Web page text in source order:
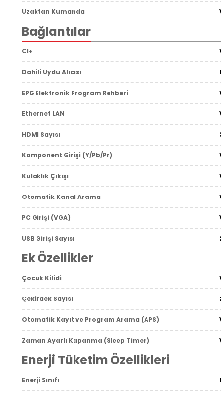
Uzaktan Kumanda
Bağlantılar
CI+
Dahili Uydu Alıcısı
EPG Elektronik Program Rehberi
Ethernet LAN
HDMI Sayısı
Komponent Girişi (Y/Pb/Pr)
Kulaklık Çıkışı
Otomatik Kanal Arama
PC Girişi (VGA)
USB Girişi Sayısı
Ek Özellikler
Çocuk Kilidi
Çekirdek Sayısı
Otomatik Kayıt ve Program Arama (APS)
Zaman Ayarlı Kapanma (Sleep Timer)
Enerji Tüketim Özellikleri
Enerji Sınıfı